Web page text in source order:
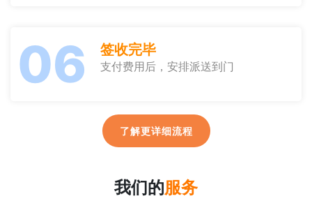
06 签收完毕
支付费用后，安排派送到门
了解更详细流程
我们的服务